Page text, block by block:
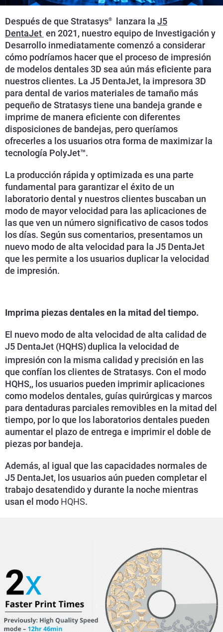
Después de que Stratasys® lanzara la J5
DentaJet en 2021, nuestro equipo de Investigación y
Desarrollo inmediatamente comenzó a considerar
cómo podríamos hacer que el proceso de impresión
de modelos dentales 3D sea aún más eficiente para
nuestros clientes. La J5 DentaJet, la impresora 3D
para dental de varios materiales de tamaño más
pequeño de Stratasys tiene una bandeja grande e
imprime de manera eficiente con diferentes
disposiciones de bandejas, pero queríamos
ofrecerles a los usuarios otra forma de maximizar la
tecnología PolyJet™.
La producción rápida y optimizada es una parte
fundamental para garantizar el éxito de un
laboratorio dental y nuestros clientes buscaban un
modo de mayor velocidad para las aplicaciones de
las que ven un número significativo de casos todos
los días. Según sus comentarios, presentamos un
nuevo modo de alta velocidad para la J5 DentaJet
que les permite a los usuarios duplicar la velocidad
de impresión.
Imprima piezas dentales en la mitad del tiempo.
El nuevo modo de alta velocidad de alta calidad de
J5 DentaJet (HQHS)duplica la velocidad de
impresión con la misma calidad y precisión en las
que confían los clientes de Stratasys. Con el modo
HQHS,, los usuarios pueden imprimir aplicaciones
como modelos dentales, guías quirúrgicas y marcos
para dentaduras parciales removibles en la mitad del
tiempo, por lo que los laboratorios dentales pueden
aumentar el plazo de entrega e imprimir el doble de
piezas por bandeja.
Además, al igual que las capacidades normales de
J5 DentaJet, los usuarios aún pueden completar el
trabajo desatendido y durante la noche mientras
usan el modo HQHS.